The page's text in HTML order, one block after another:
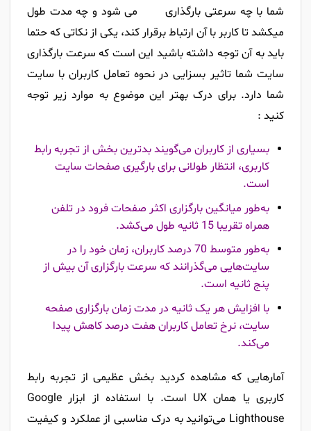
شما با چه سرعتی بارگذاری می شود و چه مدت طول
میکشد تا کاربر با آن ارتباط برقرار کند، یکی از نکاتی که حتما
باید به آن توجه داشته باشید این است که سرعت بارگذاری
سایت شما تاثیر بسزایی در نحوه تعامل کاربران با سایت
شما دارد. برای درک بهتر این موضوع به موارد زیر توجه
کنید :
بسیاری از کاربران می‌گویند بدترین بخش از تجربه رابط
کاربری، انتظار طولانی برای بارگیری صفحات سایت
است.
به‌طور میانگین بارگزاری اکثر صفحات فرود در تلفن
همراه تقریبا 15 ثانیه طول می‌کشد.
به‌طور متوسط 70 درصد کاربران، زمان خود را در
سایت‌هایی می‌گذرانند که سرعت بارگزاری آن بیش از
پنج ثانیه است.
با افزایش هر یک ثانیه در مدت زمان بارگزاری صفحه
سایت، نرخ تعامل کاربران هفت درصد کاهش پیدا
می‌کند.
آمارهایی که مشاهده کردید بخش عظیمی از تجربه رابط
کاربری یا همان UX است. با استفاده از ابزار Google
Lighthouse می‌توانید به درک مناسبی از عملکرد و کیفیت